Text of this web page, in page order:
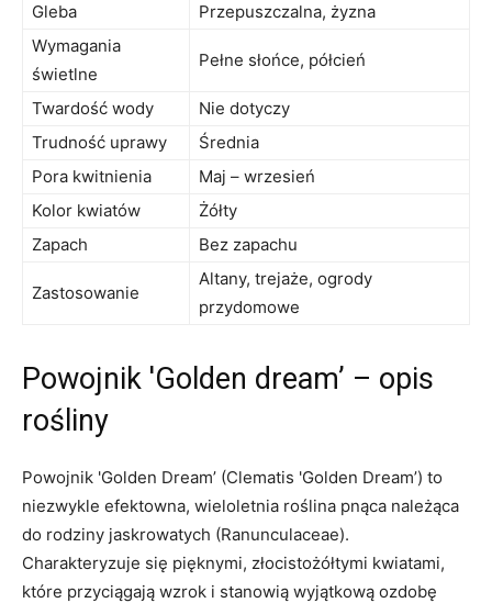
Gleba
Przepuszczalna, żyzna
Wymagania
świetlne
Pełne słońce, półcień
Twardość wody
Nie dotyczy
Trudność uprawy
Średnia
Pora kwitnienia
Maj – wrzesień
Kolor kwiatów
Żółty
Zapach
Bez zapachu
Zastosowanie
Altany, trejaże, ogrody
przydomowe
Powojnik 'Golden dream’ – opis
rośliny
Powojnik 'Golden Dream’ (Clematis 'Golden Dream’) to
niezwykle efektowna, wieloletnia roślina pnąca należąca
do rodziny jaskrowatych (Ranunculaceae).
Charakteryzuje się pięknymi, złocistożółtymi kwiatami,
które przyciągają wzrok i stanowią wyjątkową ozdobę